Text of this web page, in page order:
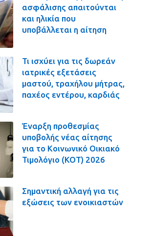
ασφάλισης απαιτούνται
και ηλικία που
υποβάλλεται η αίτηση
Τι ισχύει για τις δωρεάν
ιατρικές εξετάσεις
μαστού, τραχήλου μήτρας,
παχέος εντέρου, καρδιάς
Έναρξη προθεσμίας
υποβολής νέας αίτησης
για το Κοινωνικό Οικιακό
Τιμολόγιο (ΚΟΤ) 2026
Σημαντική αλλαγή για τις
εξώσεις των ενοικιαστών